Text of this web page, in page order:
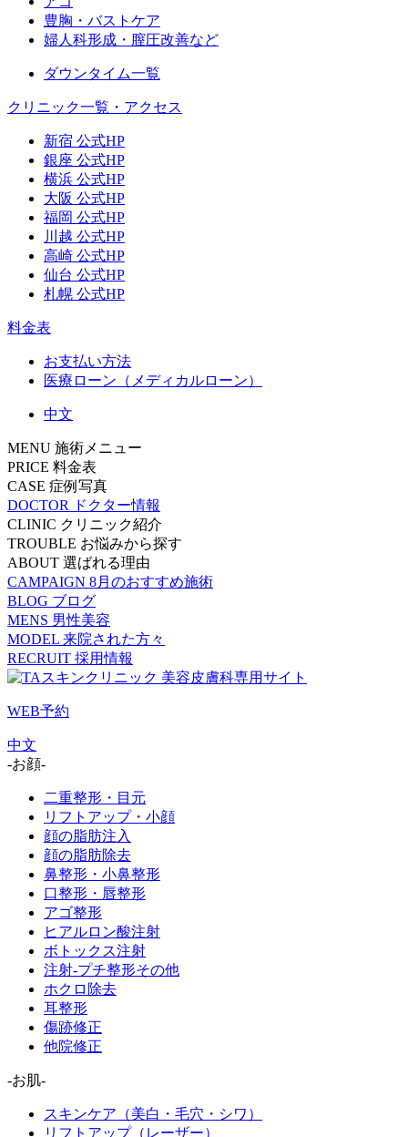
豊胸・バストケア
婦人科形成・膣圧改善など
ダウンタイム一覧
クリニック一覧・アクセス
新宿 公式HP
銀座 公式HP
横浜 公式HP
大阪 公式HP
福岡 公式HP
川越 公式HP
高崎 公式HP
仙台 公式HP
札幌 公式HP
料金表
お支払い方法
医療ローン（メディカルローン）
中文
MENU 施術メニュー
PRICE 料金表
CASE 症例写真
DOCTOR
ドクター情報
CLINIC クリニック紹介
TROUBLE お悩みから探す
ABOUT 選ばれる理由
CAMPAIGN 8月のおすすめ施術
BLOG ブログ
MENS 男性美容
MODEL 来院された方々
RECRUIT 採用情報
WEB予約
中文
-お顔-
二重整形・目元
リフトアップ・小顔
顔の脂肪注入
顔の脂肪除去
鼻整形・小鼻整形
口整形・唇整形
アゴ整形
ヒアルロン酸注射
ボトックス注射
注射-プチ整形その他
ホクロ除去
耳整形
傷跡修正
他院修正
-お肌-
スキンケア（美白・毛穴・シワ）
リフトアップ（レーザー）